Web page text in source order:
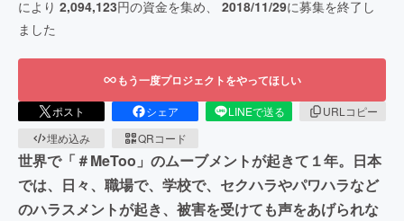
により 2,094,123円の資金を集め、 2018/11/29に募集を終了し
ました
もう一度プロジェクトをやってほしい
ポスト シェア LINEで送る
URLコピー
埋め込み
QRコード
世界で「＃MeToo」のムーブメントが起きて１年。日本
では、日々、職場で、学校で、セクハラやパワハラなど
のハラスメントが起き、被害を受けても声をあげられな